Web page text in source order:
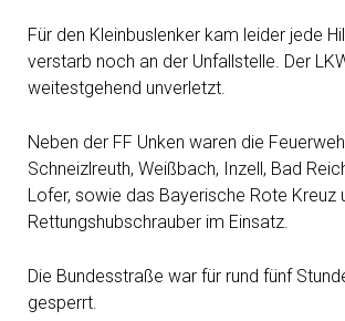
Für den Kleinbuslenker kam leider jede
verstarb noch an der Unfallstelle. Der
weitestgehend unverletzt.
Neben der FF Unken waren die
Schneizlreuth, Weißbach, Inzell, Bad
Lofer, sowie das Bayerische Rote Kreuz
Rettungshubschrauber im Einsatz.
Die Bundesstraße war für rund fünf
gesperrt.